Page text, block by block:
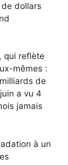
dollars
qui reflète
mêmes :
de
a vu 4
jamais
à un